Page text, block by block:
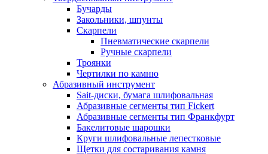
Бучарды
Закольники, шпунты
Скарпели
Пневматические скарпели
Ручные скарпели
Троянки
Чертилки по камню
Абразивный инструмент
Sait-диски, бумага шлифовальная
Абразивные сегменты тип Fickert
Абразивные сегменты тип Франкфурт
Бакелитовые шарошки
Круги шлифовальные лепестковые
Щетки для состаривания камня